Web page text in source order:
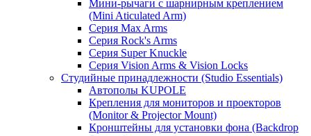
Мини-рычаги с шарнирным креплением
(Mini Aticulated Arm)
Серия Max Arms
Серия Rock's Arms
Серия Super Knuckle
Серия Vision Arms & Vision Locks
Студийные принадлежности (Studio Essentials)
Автополы KUPOLE
Крепления для мониторов и проекторов
(Monitor & Projector Mount)
Кронштейны для установки фона (Backdrop